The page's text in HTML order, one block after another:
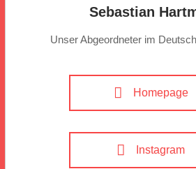
Sebastian
Unser Abgeordneter im
Homepage
Instagram